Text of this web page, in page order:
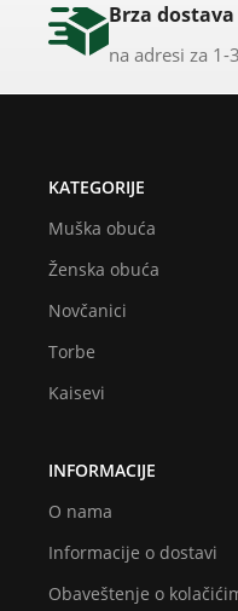
Brza dostava
na adresi za 1-
KATEGORIJE
Muška obuća
Ženska obuća
Novčanici
Torbe
Kaisevi
INFORMACIJE
O nama
Informacije o dostavi
Obaveštenje o